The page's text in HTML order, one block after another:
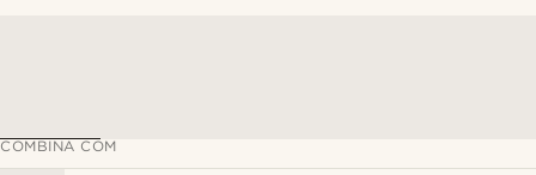
COMBINA COM